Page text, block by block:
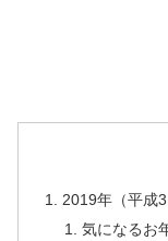
2019年（平成
気になるお